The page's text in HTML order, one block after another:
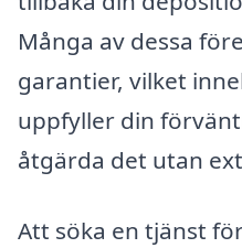
Många av dessa
garantier, vilket
uppfyller din
åtgärda det utan
Att söka en tjänst